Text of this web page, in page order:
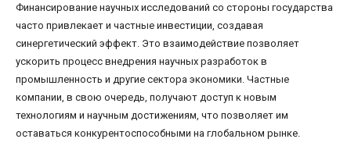
Финансирование научных исследований со стороны государства
часто привлекает и частные инвестиции, создавая
синергетический эффект. Это взаимодействие позволяет
ускорить процесс внедрения научных разработок в
промышленность и другие сектора экономики. Частные
компании, в свою очередь, получают доступ к новым
технологиям и научным достижениям, что позволяет им
оставаться конкурентоспособными на глобальном рынке.